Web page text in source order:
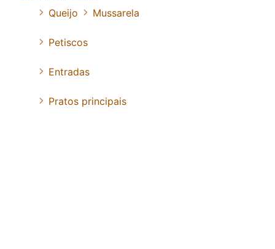
Queijo
Mussarela
Petiscos
Entradas
Pratos principais